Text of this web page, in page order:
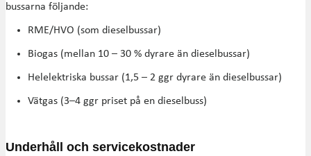
bussarna följande:
RME/HVO (som dieselbussar)
Biogas (mellan 10 – 30 % dyrare än dieselbussar)
Helelektriska bussar (1,5 – 2 ggr dyrare än dieselbussar)
Vätgas (3–4 ggr priset på en dieselbuss)
Underhåll och servicekostnader